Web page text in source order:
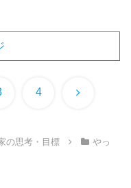
4 次
の思考・目標
やっ